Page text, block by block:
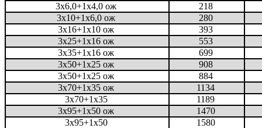
3x6,0+1x4,0 ож
218
3x10+1x6,0 ож
280
3x16+1x10 ож
393
3x25+1х16 ож
553
3x35+1х16 ож
699
3x50+1х25 ож
908
3x50+1х25 ож
884
3х70+1х35 ож
1134
3х70+1х35
1189
3х95+1х50 ож
1470
3х95+1х50
1580